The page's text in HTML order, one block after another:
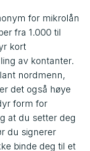
for mikrolån
fra 1.000 til
kort
av kontanter.
nordmenn,
det også høye
form for
at du setter deg
du signerer
binde deg til et